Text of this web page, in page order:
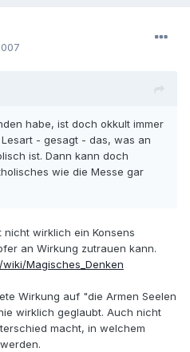
habe, ist doch okkult immer
- gesagt - das, was an
ist. Dann kann doch
wie die Messe gar
wirklich ein Konsens
an Wirkung zutrauen kann.
Magisches_Denken
Wirkung auf "die Armen Seelen
wirklich geglaubt. Auch nicht
macht, in welchem